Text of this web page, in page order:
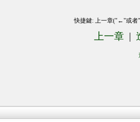
快捷鍵: 上一章("←"或
上一章 |